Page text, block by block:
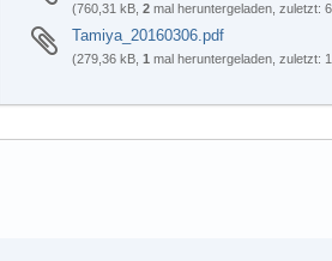
(760,31 kB, 2 mal heruntergeladen, zuletzt:
Tamiya_20160306.pdf
(279,36 kB, 1 mal heruntergeladen, zuletzt: